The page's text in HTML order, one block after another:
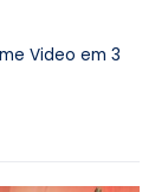
Video em 3